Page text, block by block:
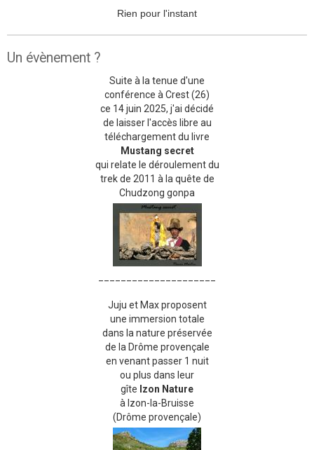
Rien pour l'instant
Un évènement ?
Suite à la tenue d'une
conférence à Crest (26)
ce 14 juin 2025, j'ai décidé
de laisser l'accès libre au
téléchargement du livre
Mustang secret
qui relate le déroulement du
trek de 2011 à la quête de
Chudzong gonpa
Juju et Max proposent
une immersion totale
dans la nature préservée
de la Drôme provençale
en venant passer 1 nuit
ou plus dans leur
gîte Izon Nature
à Izon-la-Bruisse
(Drôme provençale)